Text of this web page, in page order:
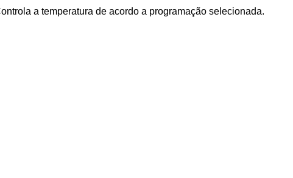
a temperatura de acordo a programação selecionada.